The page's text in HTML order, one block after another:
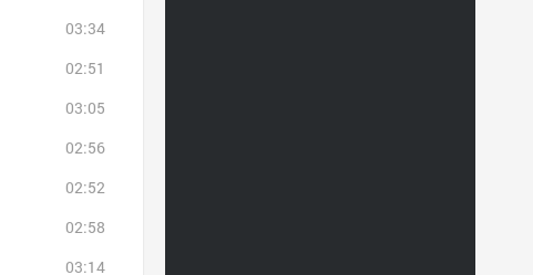
03:34
02:51
03:05
02:56
02:52
02:58
03:14